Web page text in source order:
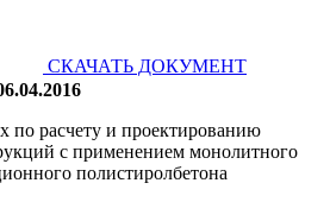
СКАЧАТЬ ДОКУМЕНТ
по расчету и проектированию
с применением монолитного
полистиролбетона